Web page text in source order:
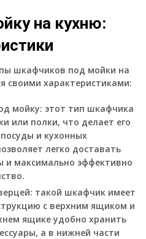
на кухню:
шкафчиков под мойки на
своими характеристиками:
мойку: этот тип шкафчика
или полки, что делает его
и кухонных
легко доставать
и максимально эффективно
такой шкафчик имеет
с верхним ящиком и
ящике удобно хранить
а в нижней части